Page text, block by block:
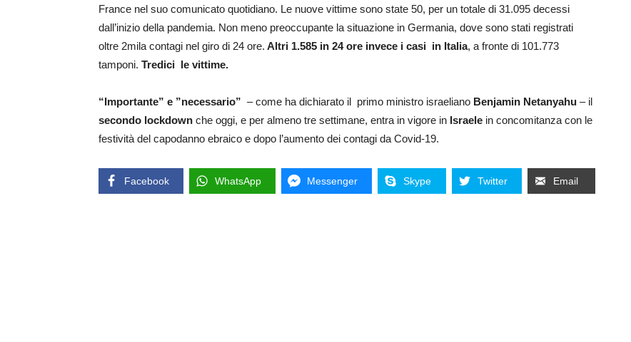
France nel suo comunicato quotidiano. Le nuove vittime sono state 50, per un totale di 31.095 decessi
dall’inizio della pandemia. Non meno preoccupante la situazione in Germania, dove sono stati registrati
oltre 2mila contagi nel giro di 24 ore. Altri 1.585 in 24 ore invece i casi in Italia, a fronte di 101.773
tamponi. Tredici le vittime.
“Importante” e ”necessario” – come ha dichiarato il primo ministro israeliano Benjamin Netanyahu – il
secondo lockdown che oggi, e per almeno tre settimane, entra in vigore in Israele in concomitanza con le
festività del capodanno ebraico e dopo l’aumento dei contagi da Covid-19.
Facebook WhatsApp Messenger Skype Twitter Email